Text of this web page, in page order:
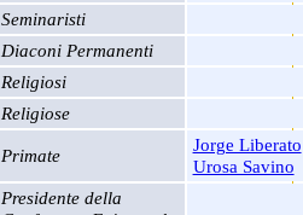
Seminaristi
Diaconi Permanenti
Religiosi
Religiose
Primate
Jorge Liberato
Urosa Savino
Presidente della